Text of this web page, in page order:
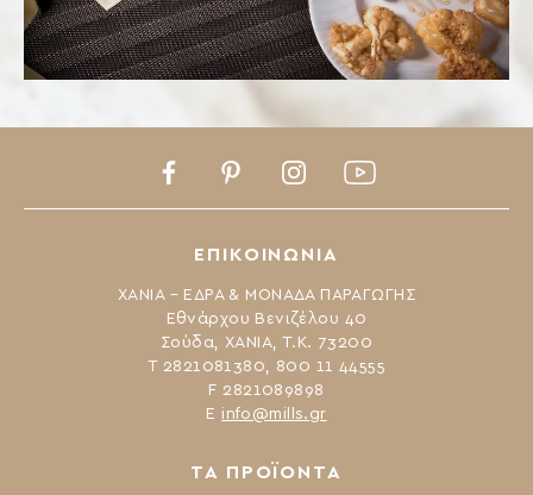
ΤΑ ΠΡΟΪΟΝΤΑ
ΕΠΙΚΟΙΝΩΝΙΑ
ΧΑΝΙΑ – ΕΔΡΑ & ΜΟΝΑΔΑ ΠΑΡΑΓΩΓΗΣ
Εθνάρχου Βενιζέλου 40
Σούδα, ΧΑΝΙΑ, Τ.Κ. 73200
Τ 2821081380, 800 11 44555
F 2821089898
Ε info@mills.gr
FacebookPinterestInstagramYoutube